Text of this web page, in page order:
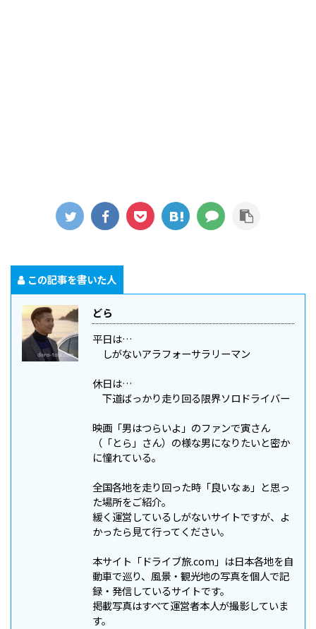
この記事を書いた人
どら
平日は…
しがないアラフォーサラリーマン
休日は…
下道ばっかり走り回る限界ソロドライバー
映画「男はつらいよ」のファンで寅さん
（「とら」さん）の様な男になりたいと密か
に憧れている。
全国各地を走り回った時「良いなぁ」と思っ
た場所をご紹介。
緩く運営しているしがないサイトですが、よ
かったら見て行ってください。
本サイト「ドライブ旅.com」は日本各地を自
動車で巡り、風景・観光地の写真を個人で記
録・発信しているサイトです。
掲載写真はすべて運営者本人が撮影していま
す。